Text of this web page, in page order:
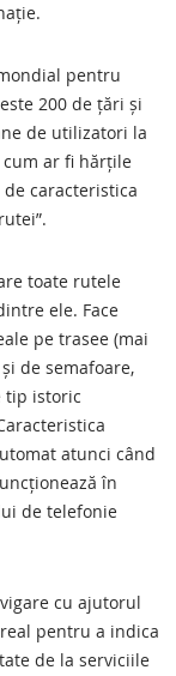
pentru
200 de țări și
de utilizatori la
ar fi hărțile
caracteristica
toate rutele
ele. Face
pe trasee (mai
de semafoare,
tip istoric
atunci când
în
de telefonie
cu ajutorul
pentru a indica
de la serviciile